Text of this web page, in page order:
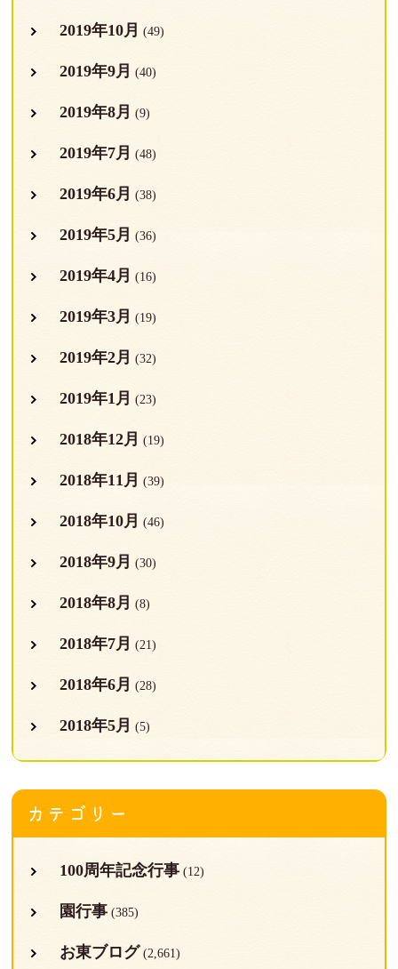
2019年10月 (49)
2019年9月 (40)
2019年8月 (9)
2019年7月 (48)
2019年6月 (38)
2019年5月 (36)
2019年4月 (16)
2019年3月 (19)
2019年2月 (32)
2019年1月 (23)
2018年12月 (19)
2018年11月 (39)
2018年10月 (46)
2018年9月 (30)
2018年8月 (8)
2018年7月 (21)
2018年6月 (28)
2018年5月 (5)
カテゴリー
100周年記念行事(12)
園行事(385)
お東ブログ (2,661)